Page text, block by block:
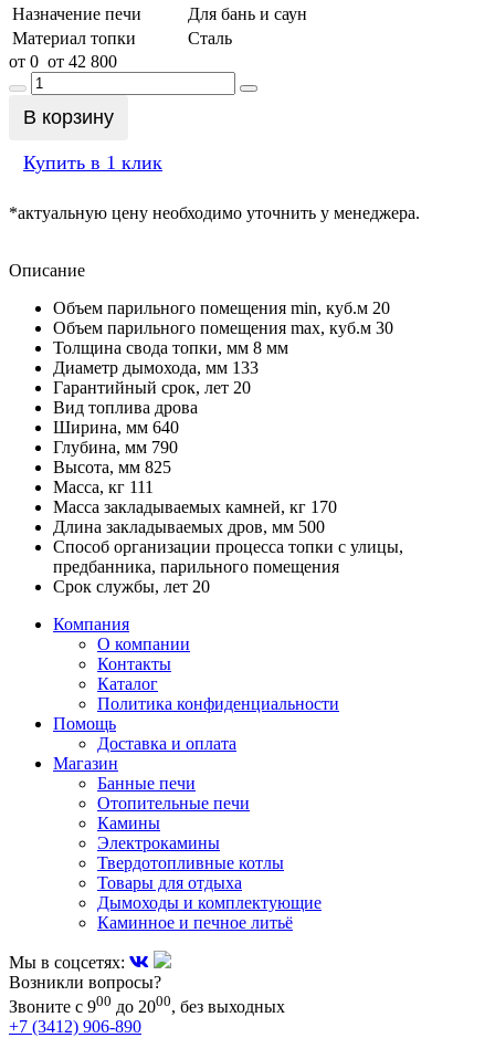
Назначение печи
Для бань и саун
Материал топки
Сталь
от 0 от 42 800
В корзину
Купить в 1 клик
*актуальную цену необходимо уточнить у менеджера.
Описание
Объем парильного помещения min, куб.м 20
Объем парильного помещения max, куб.м 30
Толщина свода топки, мм 8 мм
Диаметр дымохода, мм 133
Гарантийный срок, лет 20
Вид топлива дрова
Ширина, мм 640
Глубина, мм 790
Высота, мм 825
Масса, кг 111
Масса закладываемых камней, кг 170
Длина закладываемых дров, мм 500
Способ организации процесса топки с улицы,
предбанника, парильного помещения
Срок службы, лет 20
Компания
О компании
Контакты
Каталог
Политика конфиденциальности
Помощь
Доставка и оплата
Магазин
Банные печи
Отопительные печи
Камины
Электрокамины
Твердотопливные котлы
Товары для отдыха
Дымоходы и комплектующие
Каминное и печное литьё
Мы в соцсетях:
Возникли вопросы?
Звоните с 900 до 2000, без выходных
+7 (3412) 906-890